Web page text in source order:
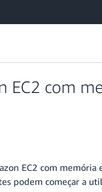
EC2 com
EC2 com
podem começar a